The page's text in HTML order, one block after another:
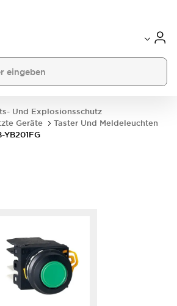
Und Explosionsschutz
Geräte
Taster Und Meldeleuchten
YB201FG